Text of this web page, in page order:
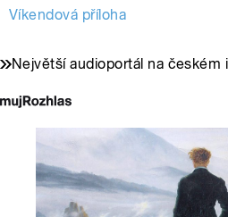
Víkendová příloha
Největší audioportál na českém